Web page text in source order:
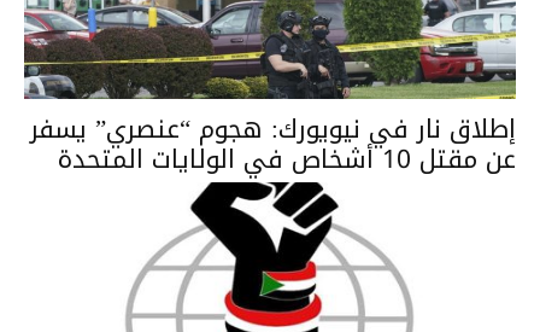
إطلاق نار في نيويورك: هجوم “عنصري” يسفر
عن مقتل 10 أشخاص في الولايات المتحدة